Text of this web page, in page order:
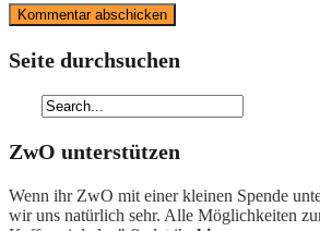
Seite durchsuchen
ZwO unterstützen
Wenn ihr ZwO mit einer kleinen Spende
wir uns natürlich sehr. Alle Möglichkeiten